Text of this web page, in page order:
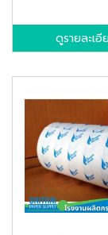
ดูรายละเอี